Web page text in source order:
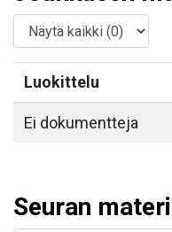
Luokittelu
Ei dokumentteja
Seuran